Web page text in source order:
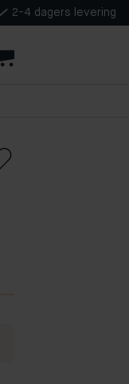
2-4 dagers levering